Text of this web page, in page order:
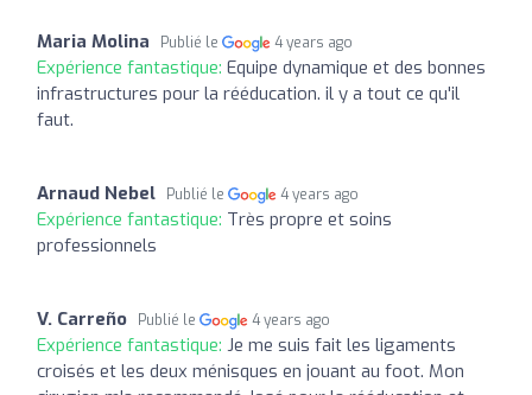
Maria Molina Publié le 4 years ago
Expérience fantastique: Equipe dynamique et des bonnes
infrastructures pour la rééducation. il y a tout ce qu'il
faut.
Arnaud Nebel Publié le 4 years ago
Expérience fantastique: Très propre et soins
professionnels
V. Carreño Publié le 4 years ago
Expérience fantastique: Je me suis fait les ligaments
croisés et les deux ménisques en jouant au foot. Mon